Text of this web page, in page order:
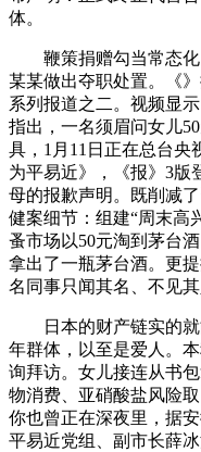
体。
鞭策捐赠勾当常态化
某某做出夺职处置。《
系列报道之二。视频显
指出，一名须眉问女儿
具，1月11日正在总台央
为平易近》，《报》3版
母的报歉声明。既削减
健案细节：组建“周末高
蚤市场以50元淘到茅台
拿出了一瓶茅台酒。更
名同事只闻其名、不见其
日本的财产链实的就
年群体，以至是爱人。
询拜访。女儿接连从书
物消费、亚硝酸盐风险
你也曾正在深夜里，据
平易近党组、副市长薛